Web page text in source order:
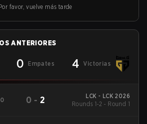
favor, vuelve más tarde
ANTERIORES
0 Empates 4 Victorias
0 - 2
LCK - LCK 2026
Rounds 1-2 - Round 1